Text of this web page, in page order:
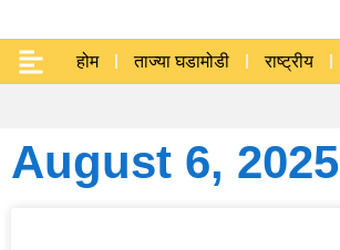
होम ताज्या घडामोडी राष्ट्रीय
August 6, 2025